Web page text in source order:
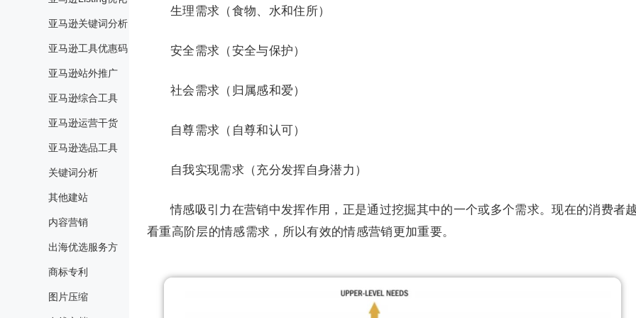
亚马逊关键词分析
亚马逊工具优惠码
亚马逊站外推广
亚马逊综合工具
亚马逊运营干货
亚马逊选品工具
关键词分析
其他建站
内容营销
出海优选服务方
商标专利
图片压缩
生理需求（食物、水和住所）
安全需求（安全与保护）
社会需求（归属感和爱）
自尊需求（自尊和认可）
自我实现需求（充分发挥自身潜力）
情感吸引力在营销中发挥作用，正是通过挖掘其中的一个或多个需求。现在的消费者
看重高阶层的情感需求，所以有效的情感营销更加重要。